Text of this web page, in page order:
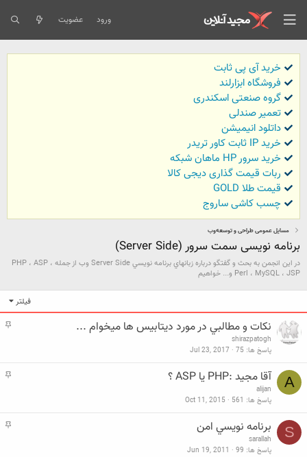
ورود عضویت
خرید آی پی ثابت
فروشگاه ابزارلند
گروه صنعتی اسکندری
تعمیر صندلی
داتلود انیمیشن
خرید IP ثابت کاور تریدر
خرید سرور HP ماهان شبکه
ربات قیمت گذاری دیجی کالا
قیمت طلا GOLD
چسب کاشی ساروج
مسایل عمومی طراحی و توسعه‌وب
برنامه نویسی سمت سرور (Server Side)
در اين انجمن به بحث و گفتگو درباره زبانهاي برنامه نويسي Server Side وب از جمله PHP ، ASP ،
Perl ، MySQL ، JSP و... خواهيم
فیلتر
م
نكات و مطالبي در مورد ديتابيس ها ميخوام ...
shirazpatogh
پاسخ ها 75
Jul 23, 2017
A
م
آقا مجيد :PHP يا ASP ؟
alijan
پاسخ ها 561
Oct 11, 2015
S
م
برنامه نويسي امن
sarallah
پاسخ ها 99
Jun 19, 2011